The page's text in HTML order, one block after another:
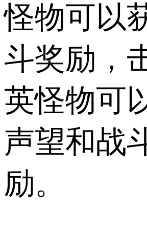
怪物​​可以
斗奖励，
英怪物可
声望和战
励。